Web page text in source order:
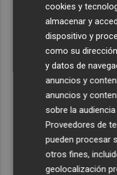
El Villarreal anuncia a
Moreno, Foyth,
Costa
Recibe
Plaza
cookies y
almacenar y
dispositivo y
como su
y datos de
anuncios y
anuncios y
sobre la
Proveedores de
pueden procesar
otros fines,
geolocalización